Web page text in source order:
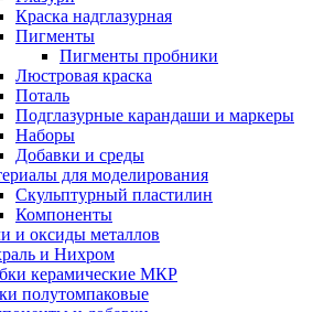
Краска надглазурная
Пигменты
Пигменты пробники
Люстровая краска
Поталь
Подглазурные карандаши и маркеры
Наборы
Добавки и среды
для моделирования
Скульптурный пластилин
Компоненты
и оксиды металлов
и Нихром
керамические МКР
полутомпаковые